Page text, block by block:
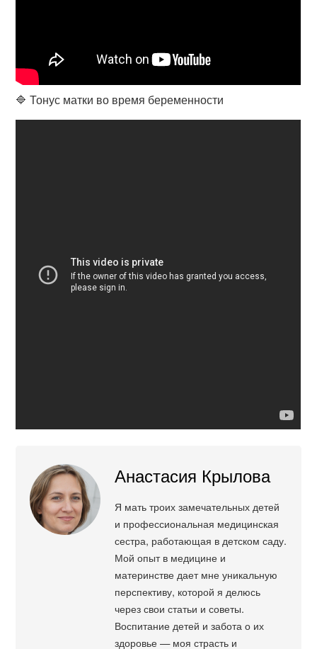
🔷 Тонус матки во время беременности
Анастасия Крылова
Я мать троих замечательных детей
и профессиональная медицинская
сестра, работающая в детском саду.
Мой опыт в медицине и
материнстве дает мне уникальную
перспективу, которой я делюсь
через свои статьи и советы.
Воспитание детей и забота о их
здоровье — моя страсть и